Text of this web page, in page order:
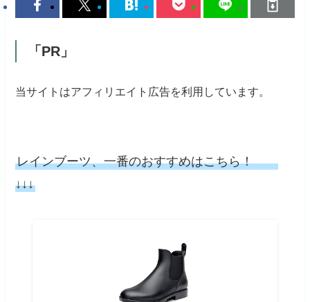
「PR」
当サイトはアフィリエイト広告を利用しています。
レインブーツ、一番のおすすめはこちら！
↓↓↓